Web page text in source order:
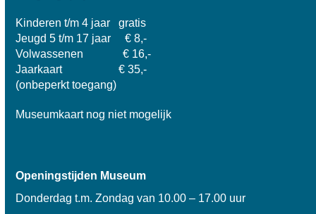
Kinderen t/m 4 jaar gratis
Jeugd 5 t/m 17 jaar € 8,-
Volwassenen € 16,-
Jaarkaart € 35,-
(onbeperkt toegang)
Museumkaart nog niet mogelijk
Openingstijden Museum
Donderdag t.m. Zondag van 10.00 – 17.00 uur